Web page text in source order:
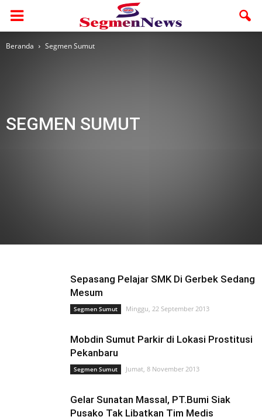
Beranda Segmen Sumut
SEGMEN SUMUT
Sepasang Pelajar SMK Di Gerbek Sedang
Mesum
Segmen Sumut Minggu, 22 September 2013
Mobdin Sumut Parkir di Lokasi Prostitusi
Pekanbaru
Segmen Sumut Jumat, 8 November 2013
Gelar Sunatan Massal, PT.Bumi Siak
Pusako Tak Libatkan Tim Medis